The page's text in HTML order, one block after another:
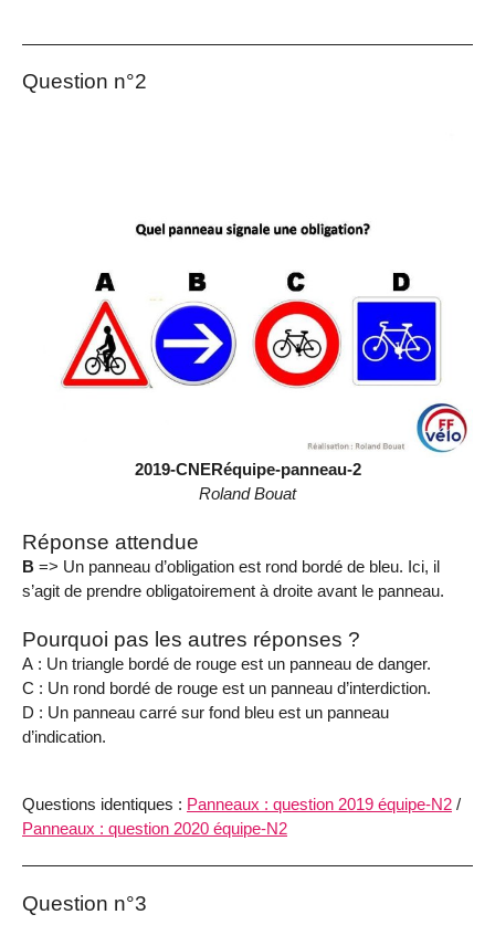
Question n°2
2019-CNERéquipe-panneau-2
Roland Bouat
Réponse attendue
B => Un panneau d’obligation est rond bordé de bleu. Ici, il
s’agit de prendre obligatoirement à droite avant le panneau.
Pourquoi pas les autres réponses ?
A : Un triangle bordé de rouge est un panneau de danger.
C : Un rond bordé de rouge est un panneau d’interdiction.
D : Un panneau carré sur fond bleu est un panneau
d’indication.
Questions identiques : Panneaux : question 2019 équipe-N2 /
Panneaux : question 2020 équipe-N2
Question n°3